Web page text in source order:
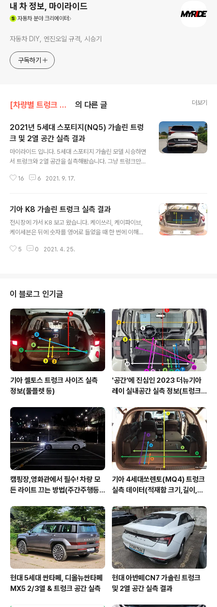
내 차 정보, 마이라이드
자동차분야 크리에이터
자동차 DIY, 엔진오일 규격, 시승기
구독하기
[차량별 트렁크 실측]/기아 트렁크 의 다른 글 더보기
2021년 5세대 스포티지(NQ5) 가솔린 트렁
크 및 2열 공간 실측 결과
마이라이드 입니다. 5세대 스포티지 가솔린 모델 시승하면
서 트렁크와 2열 공간을 실측해봤습니다. 그냥 트렁크만
모르겠습니다. 참고로 디젤과 가솔린 모델은 적재공간이
델 볼 일 있으면 확인하여 차이가 있으면 별도로 포스팅하
겠구요. 제가 멍청하게... 다 측정해놓고 풀플랫 길이를 측
정을 제대로 못했는데 일단 동일 플랫폼 차량인 투싼의 것
점 참고해주세요. (나중에 다시 측정하고 수정해둘게요.)
16 6 2021. 9. 17.
기아 K8 가솔린 트렁크 실측 결과
전시장에 가서 K8 보고 왔습니다. 케이쓰리, 케이파이브,
케이세븐은 뒤에 숫자를 영어로 들었을 때 한 번에 이해가
어떻게 읽어야 할 지 한 번 망설여집니다. 케이팔? 케이에
륨감이 있는 고급시트를 사용해서 그런 듯 한데 조금 아쉽
네요. 5월에 1.6 가솔린 터보 엔진이 들어가는 하이브리드
모델이 출시될 것이기 때문에, 그리고 드디어 K7...이 아니
라 K8에서도 원형 봄베가 들어가기 때문에 별도로 가솔린
모델로 명칭하였습니다. 아마 하이브리드 모델과 LPi 모델
은 가솔린 모델 대비..
5 0 2021. 4. 25.
이 블로그 인기글
기아 셀토스 트렁크 사이즈 실측
정보(풀플렛 등)
'공간'에 진심인 2023 더뉴기아
레이 실내공간 실측 정보(트렁크,
캠핑장,영화관에서 필수! 차량 모
든 라이트 끄는 방법(주간주행등D
기아 4세대쏘렌토(MQ4) 트렁크
실측 데이터(적재함 크기,길이,높
현대 5세대 싼타페, 디올뉴싼타페
MX5 2/3열 & 트렁크 공간 실측
현대 아반떼CN7 가솔린 트렁크
및 2열 공간 실측 결과